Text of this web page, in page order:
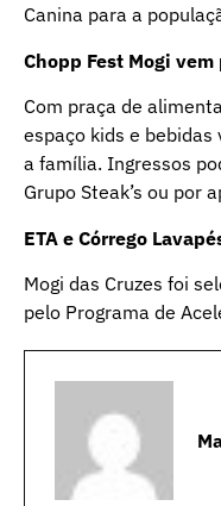
Canina para a
Chopp Fest Mogi
Com praça de
espaço kids e
a família. Ingressos
Grupo Steak’s ou por
ETA e Córrego
Mogi das Cruzes foi
pelo Programa de